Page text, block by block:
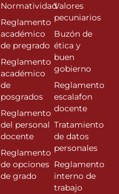
Normatividad
Reglamento
académico
de pregrado
Reglamento
académico
de
posgrados
Reglamento
del personal
docente
Reglamento
de opciones
de grado
Valores
pecuniarios
Buzón de
ética y
buen
gobierno
Reglamento
escalafon
docente
Tratamiento
de datos
personales
Reglamento
interno de
trabajo